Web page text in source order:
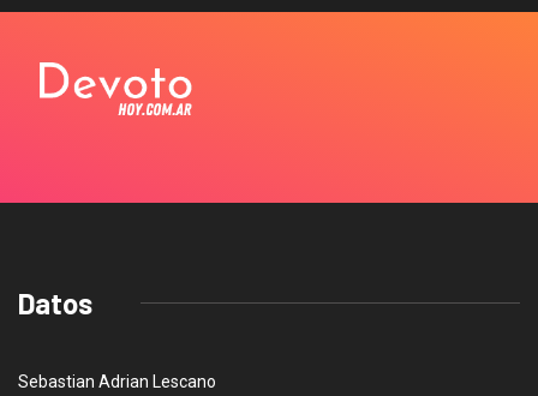
Datos
Sebastian Adrian Lescano